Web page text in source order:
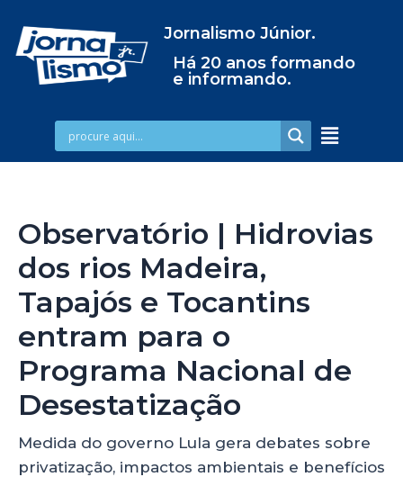
Jornalismo Júnior.
Há 20 anos formando
e informando.
Observatório | Hidrovias
dos rios Madeira,
Tapajós e Tocantins
entram para o
Programa Nacional de
Desestatização
Medida do governo Lula gera debates sobre
privatização, impactos ambientais e benefícios